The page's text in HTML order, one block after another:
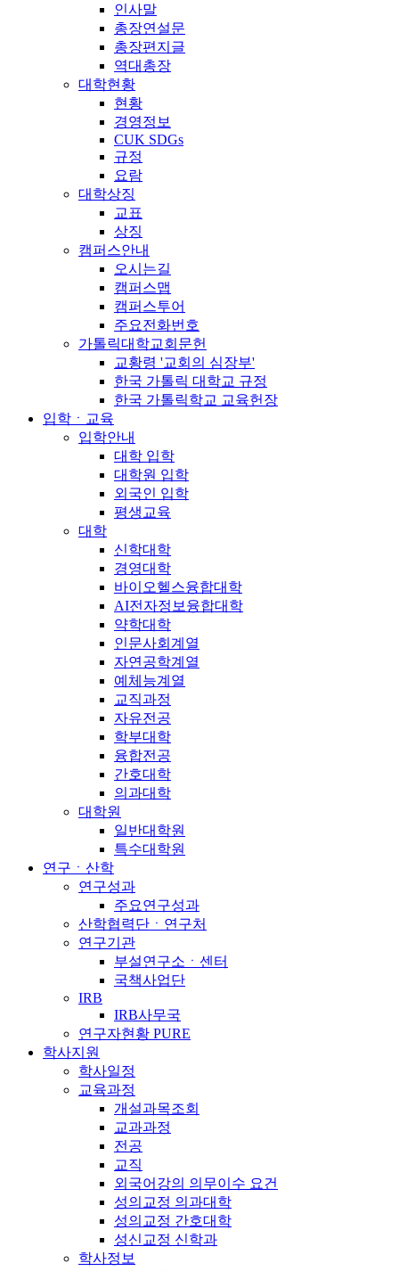
인사말
총장연설문
총장편지글
역대총장
대학현황
현황
경영정보
CUK SDGs
규정
요람
대학상징
교표
상징
캠퍼스안내
오시는길
캠퍼스맵
캠퍼스투어
주요전화번호
가톨릭대학교회문헌
교황령 '교회의 심장부'
한국 가톨릭 대학교 규정
한국 가톨릭학교 교육헌장
입학ㆍ교육
입학안내
대학 입학
대학원 입학
외국인 입학
평생교육
대학
신학대학
경영대학
바이오헬스융합대학
AI전자정보융합대학
약학대학
인문사회계열
자연공학계열
예체능계열
교직과정
자유전공
학부대학
융합전공
간호대학
의과대학
대학원
일반대학원
특수대학원
연구ㆍ산학
연구성과
주요연구성과
산학협력단ㆍ연구처
연구기관
부설연구소ㆍ센터
국책사업단
IRB
IRB사무국
연구자현황 PURE
학사지원
학사일정
교육과정
개설과목조회
교과과정
전공
교직
외국어강의 의무이수 요건
성의교정 의과대학
성의교정 간호대학
성신교정 신학과
학사정보